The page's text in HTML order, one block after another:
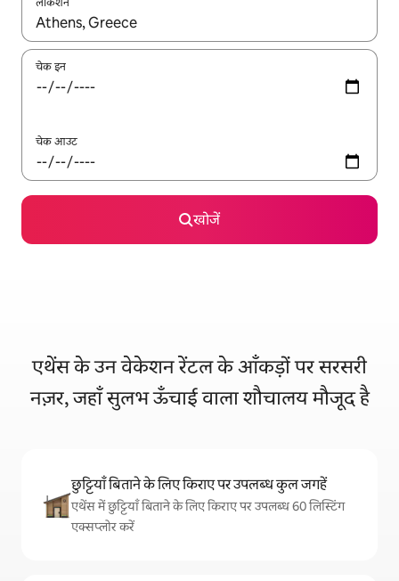
नतीजों के उपलब्ध होने पर, अप और डाउन 'ऐरो की' का इस्तेमाल करके नेविगेट
चेक इन
चेक आउट
खोजें
एथेंस के उन वेकेशन रेंटल के आँकड़ों पर सरसरी
नज़र, जहाँ सुलभ ऊँचाई वाला शौचालय मौजूद है
छुट्टियाँ बिताने के लिए किराए पर उपलब्ध कुल जगहें
एथेंस में छुट्टियाँ बिताने के लिए किराए पर उपलब्ध 60 लिस्टिंग
एक्सप्लोर करें